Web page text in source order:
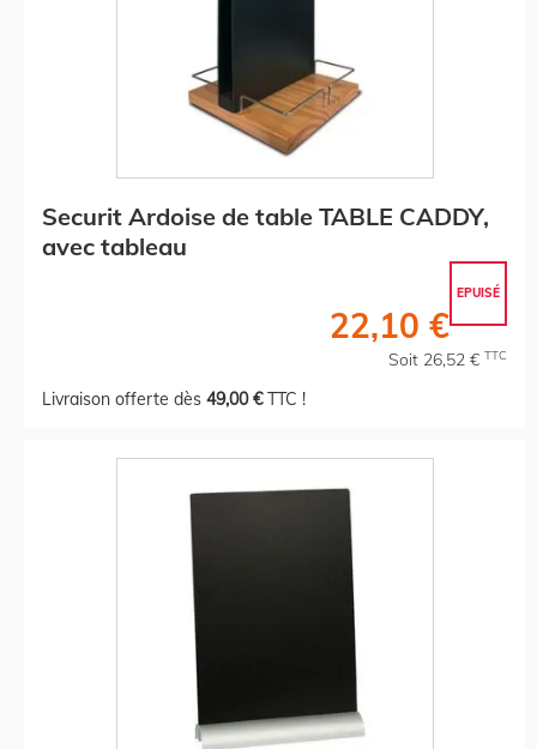
Securit Ardoise de table TABLE CADDY,
avec tableau
EPUISÉ
22,10 €
Soit 26,52 € TTC
Livraison offerte dès 49,00 €TTC !